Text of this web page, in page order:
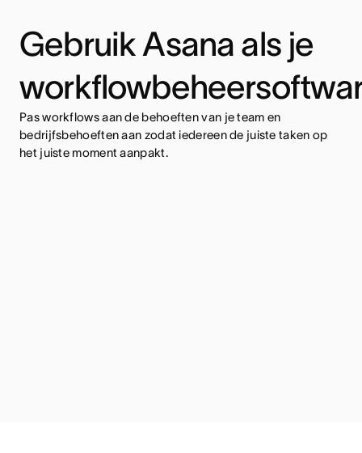
Gebruik Asana als je
Pas workflows aan de behoeften van je team en
bedrijfsbehoeften aan zodat iedereen de juiste taken op
het juiste moment aanpakt.